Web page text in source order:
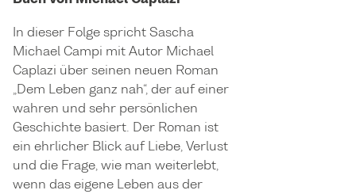
In dieser Folge spricht Sascha
Michael Campi mit Autor Michael
Caplazi über seinen neuen Roman
„Dem Leben ganz nah“, der auf einer
wahren und sehr persönlichen
Geschichte basiert. Der Roman ist
ein ehrlicher Blick auf Liebe, Verlust
und die Frage, wie man weiterlebt,
wenn das eigene Leben aus der